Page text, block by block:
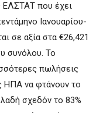
ΕΛΣΤΑΤ που έχει
Ιανουαρίου-
σε αξία στα €26,421
συνόλου. Το
πωλήσεις
ΗΠΑ να φτάνουν το
σχεδόν το 83%